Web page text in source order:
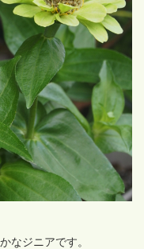
なジニアです。